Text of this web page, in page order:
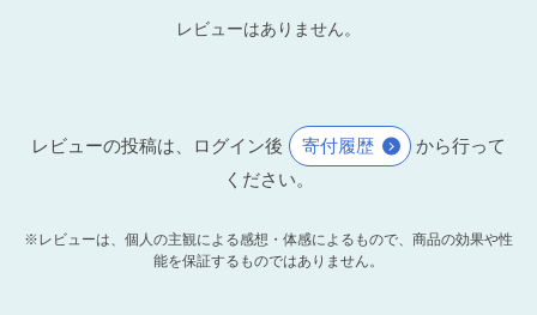
レビューはありません。
レビューの投稿は、ログイン後 寄付履歴
から行って
ください。
※レビューは、個人の主観による感想・体感によるもので、商品の効果や性
能を保証するものではありません。